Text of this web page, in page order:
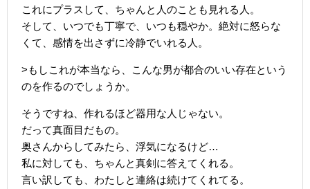
これにプラスして、ちゃんと人のことも見れる人。
そして、いつでも丁寧で、いつも穏やか。絶対に怒らな
くて、感情を出さずに冷静でいれる人。
>もしこれが本当なら、こんな男が都合のいい存在という
のを作るのでしょうか。
そうですね、作れるほど器用な人じゃない。
だって真面目だもの。
奥さんからしてみたら、浮気になるけど…
私に対しても、ちゃんと真剣に答えてくれる。
言い訳しても、わたしと連絡は続けてくれてる。